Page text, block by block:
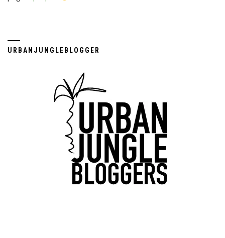
URBANJUNGLEBLOGGER